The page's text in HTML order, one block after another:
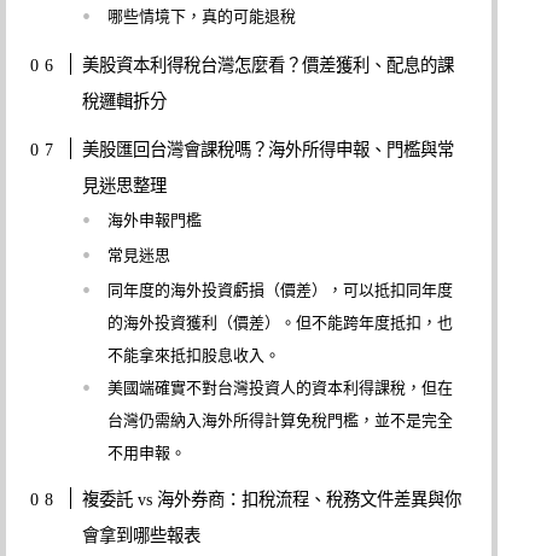
哪些情境下，真的可能退稅
美股資本利得稅台灣怎麼看？價差獲利、配息的課
稅邏輯拆分
美股匯回台灣會課稅嗎？海外所得申報、門檻與常
見迷思整理
海外申報門檻
常見迷思
同年度的海外投資虧損（價差），可以抵扣同年度
的海外投資獲利（價差）。但不能跨年度抵扣，也
不能拿來抵扣股息收入。
美國端確實不對台灣投資人的資本利得課稅，但在
台灣仍需納入海外所得計算免稅門檻，並不是完全
不用申報。
複委託 vs 海外券商：扣稅流程、稅務文件差異與你
會拿到哪些報表